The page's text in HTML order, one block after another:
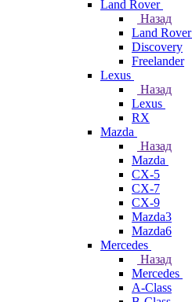
Land Rover
Назад
Land Rover
Discovery
Freelander
Lexus
Назад
Lexus
RX
Mazda
Назад
Mazda
CX-5
CX-7
CX-9
Mazda3
Mazda6
Mercedes
Назад
Mercedes
A-Class